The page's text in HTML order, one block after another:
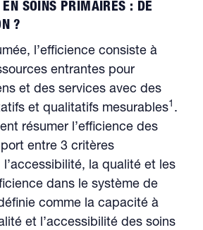
EN SOINS PRIMAIRES : DE
?
l’efficience consiste à
entrantes pour
et des services avec des
et qualitatifs mesurables1 .
résumer l’efficience des
entre 3 critères
la qualité et les
dans le système de
comme la capacité à
et l’accessibilité des soins